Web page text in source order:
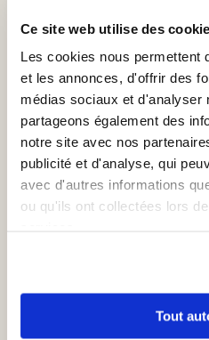
Ce site web utilise des
Les cookies nous permettent
et les annonces, d'offrir des
médias sociaux et d'analyser
partageons également des
notre site avec nos
publicité et d'analyse, qui
avec d'autres informations
ou qu'ils ont collectées lors
Tout
journée, le vendredi jusqu'à 17
dimanche jusqu'à 13 h. Il suffit
votre choix en ligne ou par
Y a-t-il des contre-
L'espace balnéo (hammam,
déconseillé en cas de
certaines pathologies. En cas
votre médecin et signalez-le-
En ligne, le paiement par carte
sécurisée sur notre plateforme